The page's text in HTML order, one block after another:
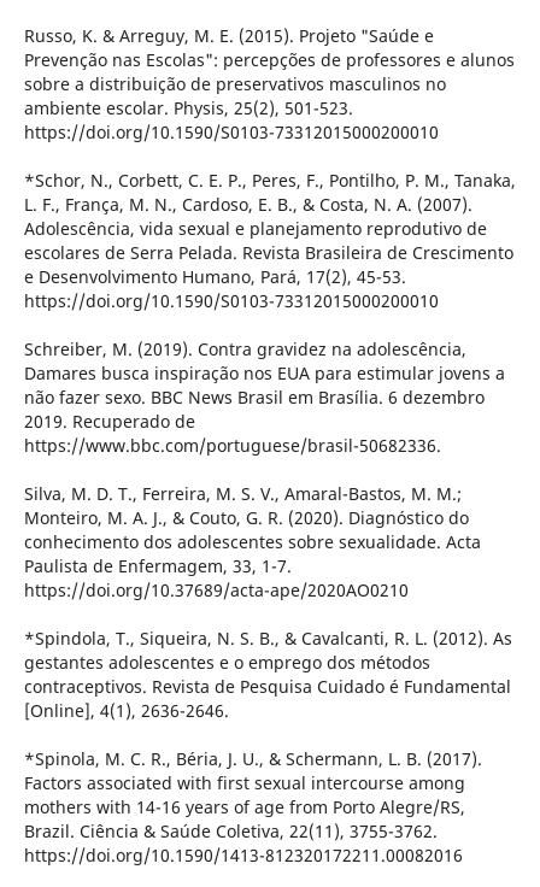
Russo, K. & Arreguy, M. E. (2015). Projeto "Saúde e
Prevenção nas Escolas": percepções de professores e alunos
sobre a distribuição de preservativos masculinos no
ambiente escolar. Physis, 25(2), 501-523.
https://doi.org/10.1590/S0103-73312015000200010
*Schor, N., Corbett, C. E. P., Peres, F., Pontilho, P. M., Tanaka,
L. F., França, M. N., Cardoso, E. B., & Costa, N. A. (2007).
Adolescência, vida sexual e planejamento reprodutivo de
escolares de Serra Pelada. Revista Brasileira de Crescimento
e Desenvolvimento Humano, Pará, 17(2), 45-53.
https://doi.org/10.1590/S0103-73312015000200010
Schreiber, M. (2019). Contra gravidez na adolescência,
Damares busca inspiração nos EUA para estimular jovens a
não fazer sexo. BBC News Brasil em Brasília. 6 dezembro
2019. Recuperado de
https://www.bbc.com/portuguese/brasil-50682336.
Silva, M. D. T., Ferreira, M. S. V., Amaral-Bastos, M. M.;
Monteiro, M. A. J., & Couto, G. R. (2020). Diagnóstico do
conhecimento dos adolescentes sobre sexualidade. Acta
Paulista de Enfermagem, 33, 1-7.
https://doi.org/10.37689/acta-ape/2020AO0210
*Spindola, T., Siqueira, N. S. B., & Cavalcanti, R. L. (2012). As
gestantes adolescentes e o emprego dos métodos
contraceptivos. Revista de Pesquisa Cuidado é Fundamental
[Online], 4(1), 2636-2646.
*Spinola, M. C. R., Béria, J. U., & Schermann, L. B. (2017).
Factors associated with first sexual intercourse among
mothers with 14-16 years of age from Porto Alegre/RS,
Brazil. Ciência & Saúde Coletiva, 22(11), 3755-3762.
https://doi.org/10.1590/1413-812320172211.00082016